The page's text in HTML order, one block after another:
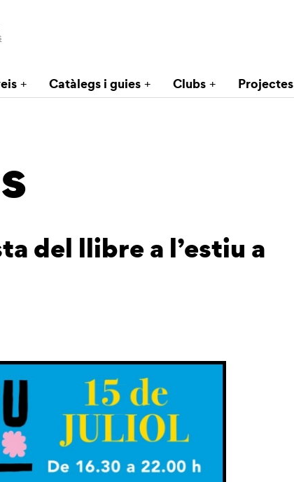
Catàlegs i guies Clubs Projectes
del llibre a l’estiu a